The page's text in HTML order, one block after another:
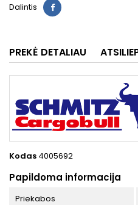
Dalintis
PREKĖ DETALIAU
Kodas 4005692
Papildoma informacija
Priekabos